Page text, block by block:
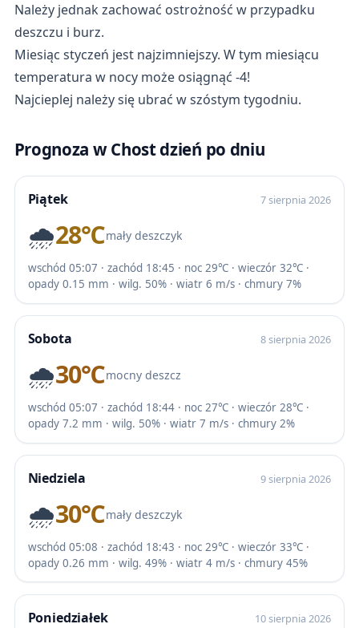
Należy jednak zachować ostrożność w przypadku
deszczu i burz.
Miesiąc styczeń jest najzimniejszy. W tym miesiącu
temperatura w nocy może osiągnąć -4!
Najcieplej należy się ubrać w szóstym tygodniu.
Prognoza w Chost dzień po dniu
Piątek 7 sierpnia 2026
🌧️28℃mały deszczyk
wschód 05:07 · zachód 18:45 · noc 29℃ · wieczór 32℃ ·
opady 0.15 mm · wilg. 50% · wiatr 6 m/s · chmury 7%
Sobota 8 sierpnia 2026
🌧️30℃mocny deszcz
wschód 05:07 · zachód 18:44 · noc 27℃ · wieczór 28℃ ·
opady 7.2 mm · wilg. 50% · wiatr 7 m/s · chmury 2%
Niedziela 9 sierpnia 2026
🌧️30℃mały deszczyk
wschód 05:08 · zachód 18:43 · noc 29℃ · wieczór 33℃ ·
opady 0.26 mm · wilg. 49% · wiatr 4 m/s · chmury 45%
Poniedziałek 10 sierpnia 2026